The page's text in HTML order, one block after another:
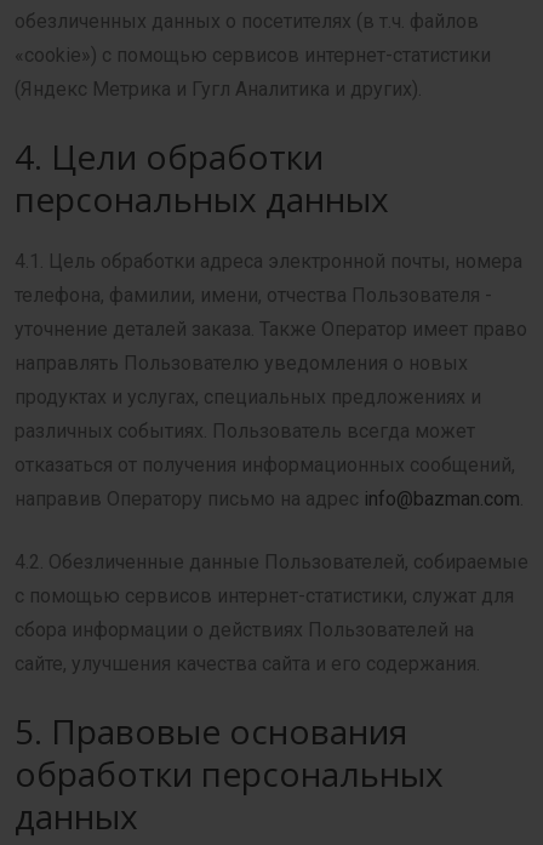
обезличенных данных о посетителях (в т.ч. файлов
«cookie») с помощью сервисов интернет-статистики
(Яндекс Метрика и Гугл Аналитика и других).
4. Цели обработки
персональных данных
4.1. Цель обработки адреса электронной почты, номера
телефона, фамилии, имени, отчества Пользователя -
уточнение деталей заказа. Также Оператор имеет право
направлять Пользователю уведомления о новых
продуктах и услугах, специальных предложениях и
различных событиях. Пользователь всегда может
отказаться от получения информационных сообщений,
направив Оператору письмо на адрес info@bazman.com.
4.2. Обезличенные данные Пользователей, собираемые
с помощью сервисов интернет-статистики, служат для
сбора информации о действиях Пользователей на
сайте, улучшения качества сайта и его содержания.
5. Правовые основания
обработки персональных
данных